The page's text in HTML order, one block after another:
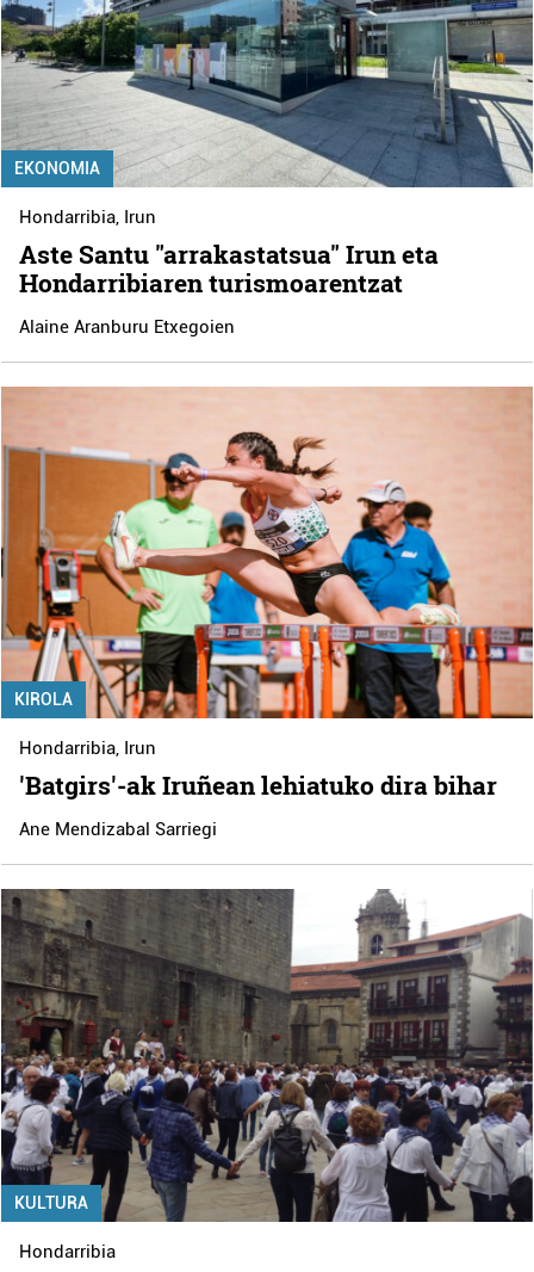
EKONOMIA
Hondarribia, Irun
Aste Santu "arrakastatsua" Irun eta
Hondarribiaren turismoarentzat
Alaine Aranburu Etxegoien
KIROLA
Hondarribia, Irun
'Batgirs'-ak Iruñean lehiatuko dira bihar
Ane Mendizabal Sarriegi
KULTURA
Hondarribia